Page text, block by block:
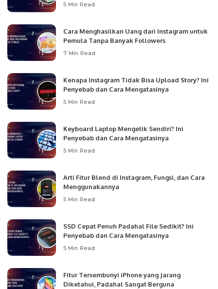
5 Min Read
Cara Menghasilkan Uang dari Instagram untuk
Pemula Tanpa Banyak Followers
7 Min Read
Kenapa Instagram Tidak Bisa Upload Story? Ini
Penyebab dan Cara Mengatasinya
5 Min Read
Keyboard Laptop Mengetik Sendiri? Ini
Penyebab dan Cara Mengatasinya
5 Min Read
Arti Fitur Blend di Instagram, Fungsi, dan Cara
Menggunakannya
5 Min Read
SSD Cepat Penuh Padahal File Sedikit? Ini
Penyebab dan Cara Mengatasinya
5 Min Read
Fitur Tersembunyi iPhone yang Jarang
Diketahui, Padahal Sangat Berguna